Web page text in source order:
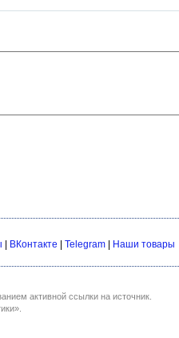
ВКонтакте Telegram Наши товары
активной ссылки на источник.
.